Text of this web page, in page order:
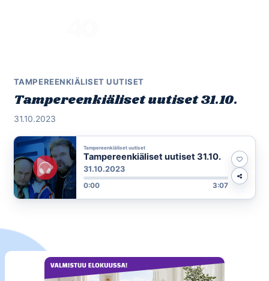
TAMPEREENKIÄLISET UUTISET
Tampereenkiäliset uutiset 31.10.
31.10.2023
Tampereenkiäliset uutiset
Tampereenkiäliset uutiset 31.10.
31.10.2023
0:00 3:07